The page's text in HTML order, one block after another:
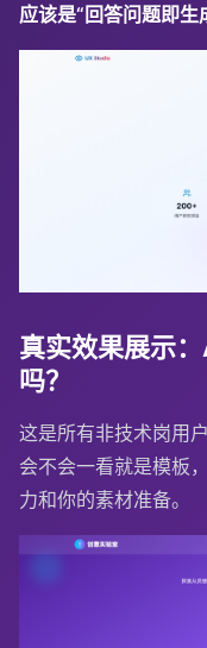
应该是“回答问题即生
真实效果展示
吗？
这是所有非技术岗用
会不会一看就是模板
力和你的素材准备。